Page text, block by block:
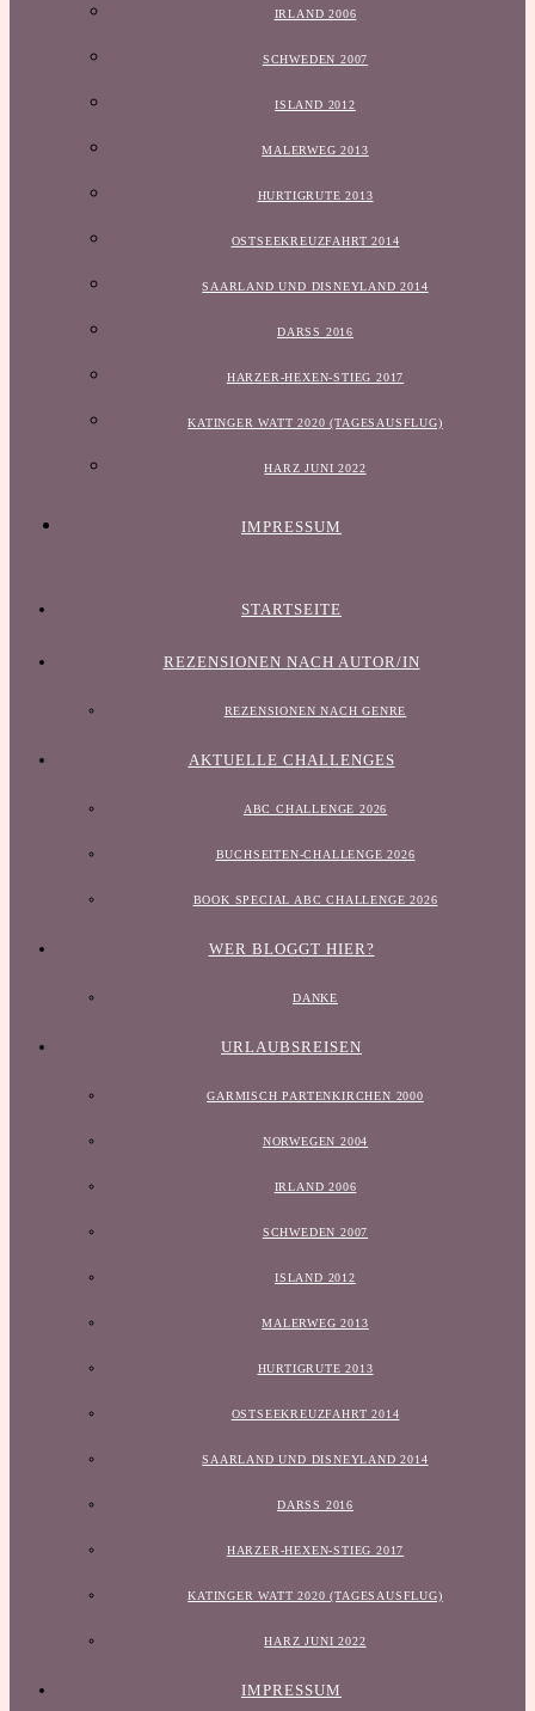
IRLAND 2006
SCHWEDEN 2007
ISLAND 2012
MALERWEG 2013
HURTIGRUTE 2013
OSTSEEKREUZFAHRT 2014
SAARLAND UND DISNEYLAND 2014
DARSS 2016
HARZER-HEXEN-STIEG 2017
KATINGER WATT 2020 (TAGESAUSFLUG)
HARZ JUNI 2022
IMPRESSUM
STARTSEITE
REZENSIONEN NACH AUTOR/IN
REZENSIONEN NACH GENRE
AKTUELLE CHALLENGES
ABC CHALLENGE 2026
BUCHSEITEN-CHALLENGE 2026
BOOK SPECIAL ABC CHALLENGE 2026
WER BLOGGT HIER?
DANKE
URLAUBSREISEN
GARMISCH PARTENKIRCHEN 2000
NORWEGEN 2004
IRLAND 2006
SCHWEDEN 2007
ISLAND 2012
MALERWEG 2013
HURTIGRUTE 2013
OSTSEEKREUZFAHRT 2014
SAARLAND UND DISNEYLAND 2014
DARSS 2016
HARZER-HEXEN-STIEG 2017
KATINGER WATT 2020 (TAGESAUSFLUG)
HARZ JUNI 2022
IMPRESSUM